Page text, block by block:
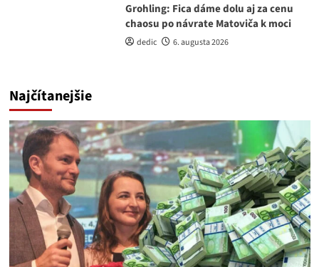
Grohling: Fica dáme dolu aj za cenu
chaosu po návrate Matoviča k moci
dedic 6. augusta 2026
Najčítanejšie